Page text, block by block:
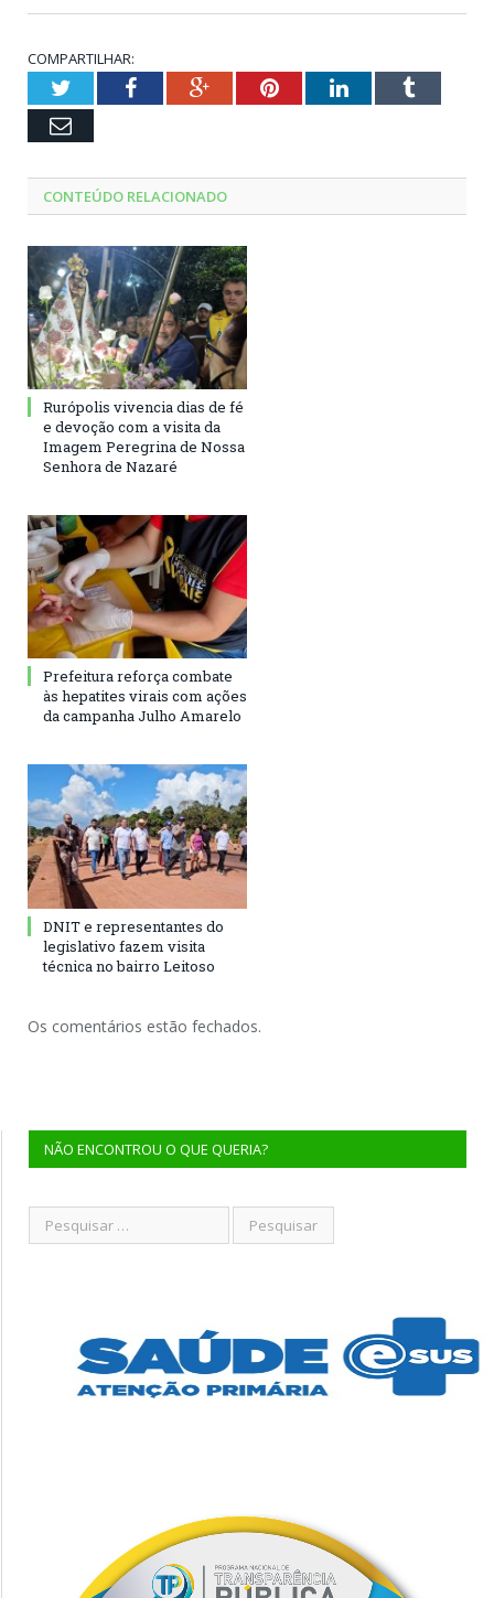
COMPARTILHAR:
TwitterFacebookGoogle+PinterestLinkedInTumblr
Email
CONTEÚDO RELACIONADO
Rurópolis vivencia dias de fé
e devoção com a visita da
Imagem Peregrina de Nossa
Senhora de Nazaré
Prefeitura reforça combate
às hepatites virais com ações
da campanha Julho Amarelo
DNIT e representantes do
legislativo fazem visita
técnica no bairro Leitoso
Os comentários estão fechados.
NÃO ENCONTROU O QUE QUERIA?